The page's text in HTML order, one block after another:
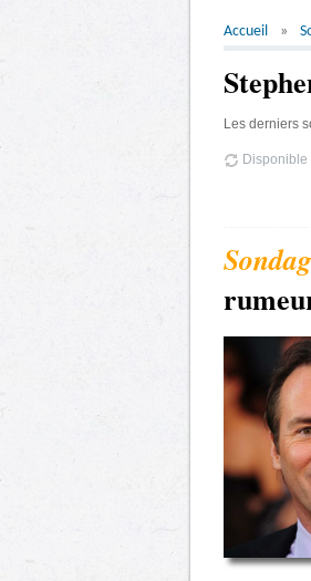
Accueil
Les derniers
Disponible